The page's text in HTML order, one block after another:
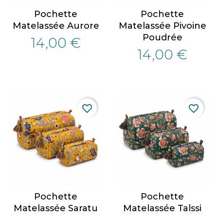
Pochette
Matelassée Aurore
14,00 €
Pochette
Matelassée Pivoine
Poudrée
14,00 €
Pochette
Matelassée Saratu
favorite_border
Pochette
Matelassée Talssi
favorite_border